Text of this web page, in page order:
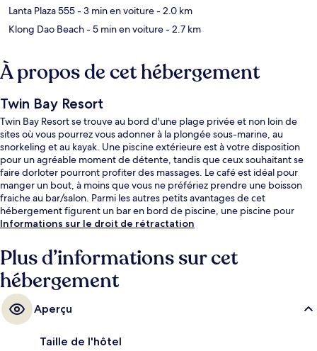
Lanta Plaza 555- 3 min en voiture- 2.0 km
Klong Dao Beach- 5 min en voiture- 2.7 km
À propos de cet hébergement
Twin Bay Resort
Twin Bay Resort se trouve au bord d'une plage privée et non loin de
sites où vous pourrez vous adonner à la plongée sous-marine, au
snorkeling et au kayak. Une piscine extérieure est à votre disposition
pour un agréable moment de détente, tandis que ceux souhaitant se
faire dorloter pourront profiter des massages. Le café est idéal pour
manger un bout, à moins que vous ne préfériez prendre une boisson
fraiche au bar/salon. Parmi les autres petits avantages de cet
hébergement figurent un bar en bord de piscine, une piscine pour
enfants, et un snack-bar/une épicerie fine.
Informations sur le droit de rétractation
Plus d’informations sur cet
hébergement
Aperçu
Taille de l'hôtel